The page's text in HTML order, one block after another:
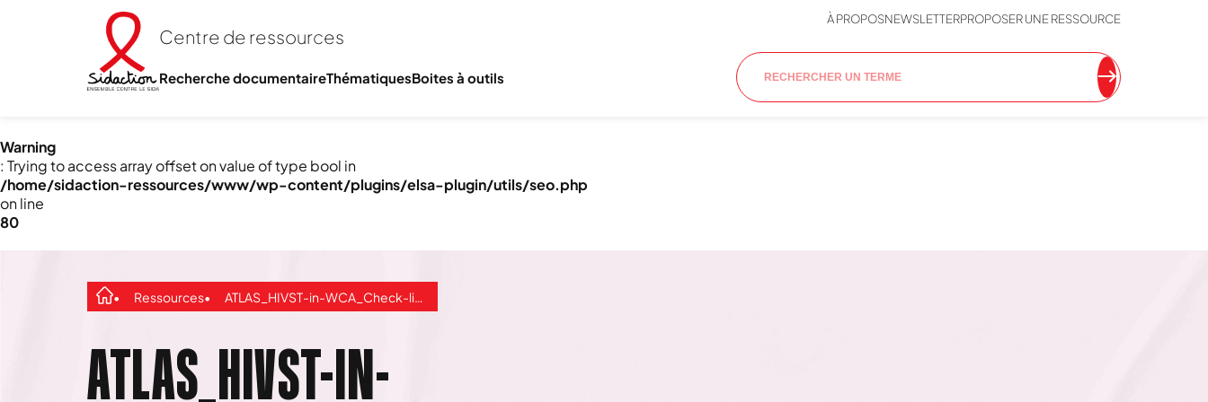
Warning
: Trying to access array offset on value of type bool in
/home/sidaction-ressources/www/wp-content/plugins/elsa-plugin/utils/seo.php
on line
80
Centre de ressources
À PROPOSNEWSLETTERPROPOSER UNE RESSOURCE
Recherche documentaireThématiquesBoites à outils
Ressources ATLAS_HIVST-in-WCA_Check-list_VFR
ATLAS_HIVST-IN-